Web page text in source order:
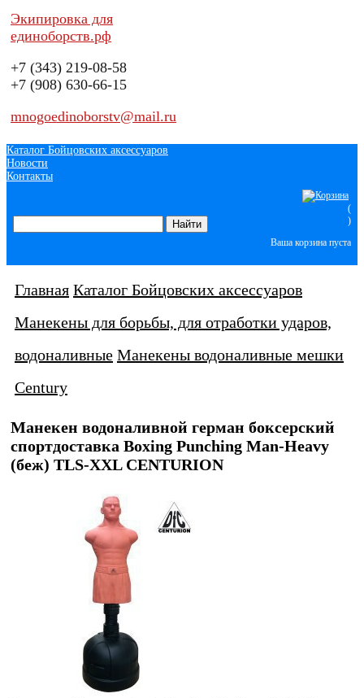
Экипировка для
единоборств.рф
+7 (343) 219-08-58
+7 (908) 630-66-15
mnogoedinoborstv@mail.ru
Каталог Бойцовских аксессуаров
Новости
Контакты
(
)
Ваша корзина пуста
Главная Каталог Бойцовских аксессуаров
Манекены для борьбы, для отработки ударов,
водоналивные Манекены водоналивные мешки
Century
Манекен водоналивной герман боксерский
спортдоставка Boxing Punching Man-Heavy
(беж) TLS-XXL CENTURION